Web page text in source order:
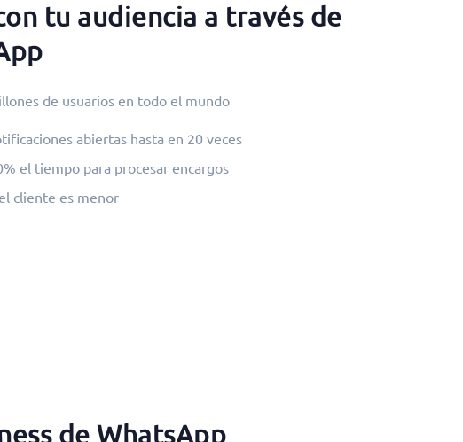
tu audiencia a través de
de usuarios en todo el mundo
abiertas hasta en 20 veces
el tiempo para procesar encargos
cliente es menor
de WhatsApp